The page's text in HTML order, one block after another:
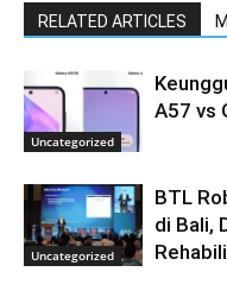
RELATED ARTICLES
Uncategorized
A57 vs
Uncategorized
BTL
di Bali,